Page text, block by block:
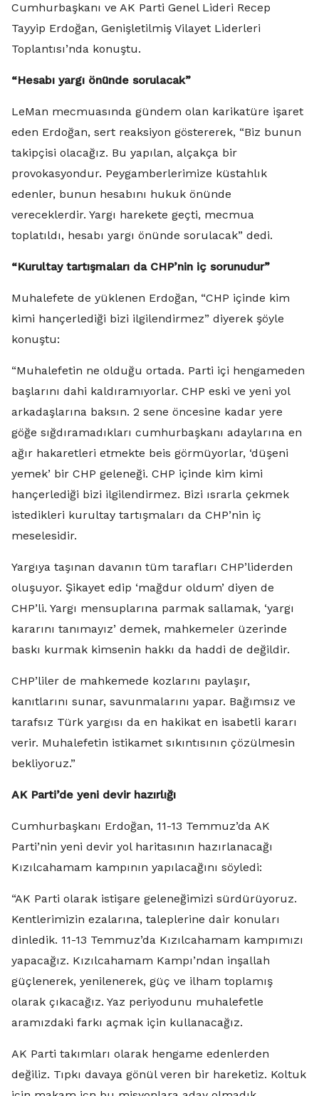
Cumhurbaşkanı ve AK Parti Genel Lideri Recep
Tayyip Erdoğan, Genişletilmiş Vilayet Liderleri
Toplantısı’nda konuştu.
“Hesabı yargı önünde sorulacak”
LeMan mecmuasında gündem olan karikatüre işaret
eden Erdoğan, sert reaksiyon göstererek, “Biz bunun
takipçisi olacağız. Bu yapılan, alçakça bir
provokasyondur. Peygamberlerimize küstahlık
edenler, bunun hesabını hukuk önünde
vereceklerdir. Yargı harekete geçti, mecmua
toplatıldı, hesabı yargı önünde sorulacak” dedi.
“Kurultay tartışmaları da CHP’nin iç sorunudur”
Muhalefete de yüklenen Erdoğan, “CHP içinde kim
kimi hançerlediği bizi ilgilendirmez” diyerek şöyle
konuştu:
“Muhalefetin ne olduğu ortada. Parti içi hengameden
başlarını dahi kaldıramıyorlar. CHP eski ve yeni yol
arkadaşlarına baksın. 2 sene öncesine kadar yere
göğe sığdıramadıkları cumhurbaşkanı adaylarına en
ağır hakaretleri etmekte beis görmüyorlar, ‘düşeni
yemek’ bir CHP geleneği. CHP içinde kim kimi
hançerlediği bizi ilgilendirmez. Bizi ısrarla çekmek
istedikleri kurultay tartışmaları da CHP’nin iç
meselesidir.
Yargıya taşınan davanın tüm tarafları CHP’liderden
oluşuyor. Şikayet edip ‘mağdur oldum’ diyen de
CHP’li. Yargı mensuplarına parmak sallamak, ‘yargı
kararını tanımayız’ demek, mahkemeler üzerinde
baskı kurmak kimsenin hakkı da haddi de değildir.
CHP’liler de mahkemede kozlarını paylaşır,
kanıtlarını sunar, savunmalarını yapar. Bağımsız ve
tarafsız Türk yargısı da en hakikat en isabetli kararı
verir. Muhalefetin istikamet sıkıntısının çözülmesin
bekliyoruz.”
AK Parti’de yeni devir hazırlığı
Cumhurbaşkanı Erdoğan, 11-13 Temmuz’da AK
Parti’nin yeni devir yol haritasının hazırlanacağı
Kızılcahamam kampının yapılacağını söyledi:
“AK Parti olarak istişare geleneğimizi sürdürüyoruz.
Kentlerimizin ezalarına, taleplerine dair konuları
dinledik. 11-13 Temmuz’da Kızılcahamam kampımızı
yapacağız. Kızılcahamam Kampı’ndan inşallah
güçlenerek, yenilenerek, güç ve ilham toplamış
olarak çıkacağız. Yaz periyodunu muhalefetle
aramızdaki farkı açmak için kullanacağız.
AK Parti takımları olarak hengame edenlerden
değiliz. Tıpkı davaya gönül veren bir hareketiz. Koltuk